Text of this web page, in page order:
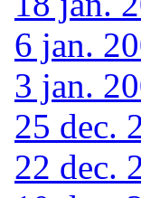
6 jan.
3 jan.
25 dec.
22 dec.